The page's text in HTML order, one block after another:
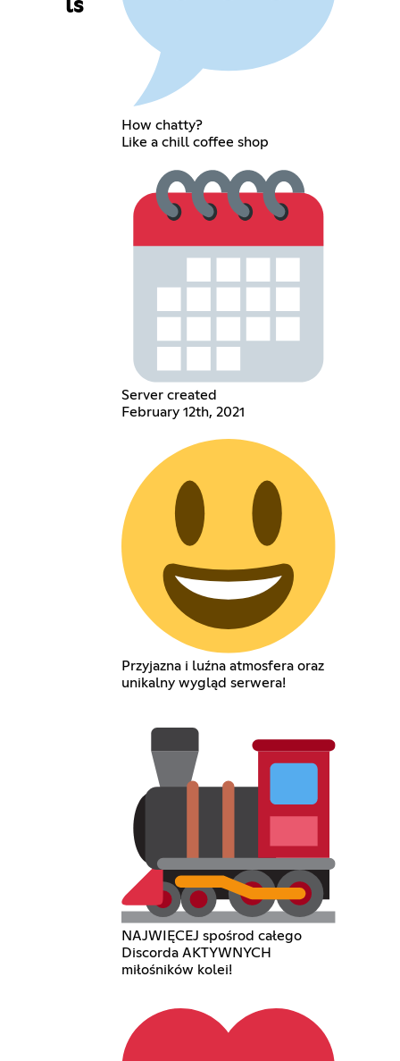
ls
How chatty?
Like a chill coffee shop
Server created
February 12th, 2021
Przyjazna i luźna atmosfera oraz
unikalny wygląd serwera!
NAJWIĘCEJ spośrod całego
Discorda AKTYWNYCH
miłośników kolei!